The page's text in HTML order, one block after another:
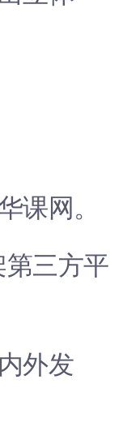
课网。
三方平
外发